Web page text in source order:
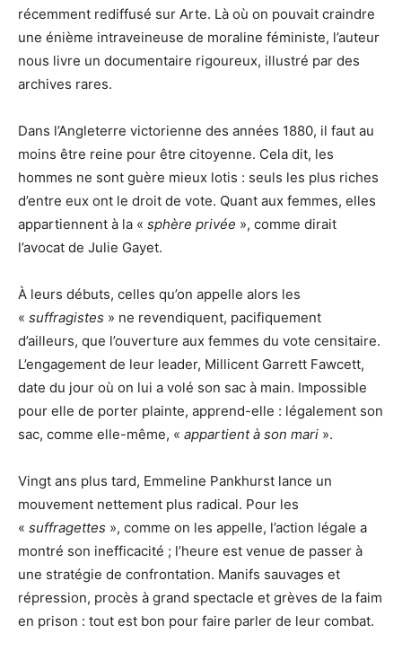
récemment rediffusé sur Arte. Là où on pouvait craindre
une énième intraveineuse de moraline féministe, l’auteur
nous livre un documentaire rigoureux, illustré par des
archives rares.
Dans l’Angleterre victorienne des années 1880, il faut au
moins être reine pour être citoyenne. Cela dit, les
hommes ne sont guère mieux lotis : seuls les plus riches
d’entre eux ont le droit de vote. Quant aux femmes, elles
appartiennent à la « sphère privée », comme dirait
l’avocat de Julie Gayet.
À leurs débuts, celles qu’on appelle alors les
« suffragistes » ne revendiquent, pacifiquement
d’ailleurs, que l’ouverture aux femmes du vote censitaire.
L’engagement de leur leader, Millicent Garrett Fawcett,
date du jour où on lui a volé son sac à main. Impossible
pour elle de porter plainte, apprend-elle : légalement son
sac, comme elle-même, « appartient à son mari ».
Vingt ans plus tard, Emmeline Pankhurst lance un
mouvement nettement plus radical. Pour les
« suffragettes », comme on les appelle, l’action légale a
montré son inefficacité ; l’heure est venue de passer à
une stratégie de confrontation. Manifs sauvages et
répression, procès à grand spectacle et grèves de la faim
en prison : tout est bon pour faire parler de leur combat.